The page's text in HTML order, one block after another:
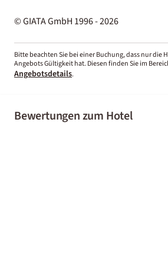
© GIATA GmbH 1996 - 2026
Bitte beachten Sie bei einer Buchung, dass nur die
Angebots Gültigkeit hat. Diesen finden Sie im
Angebotsdetails.
Bewertungen zum Hotel